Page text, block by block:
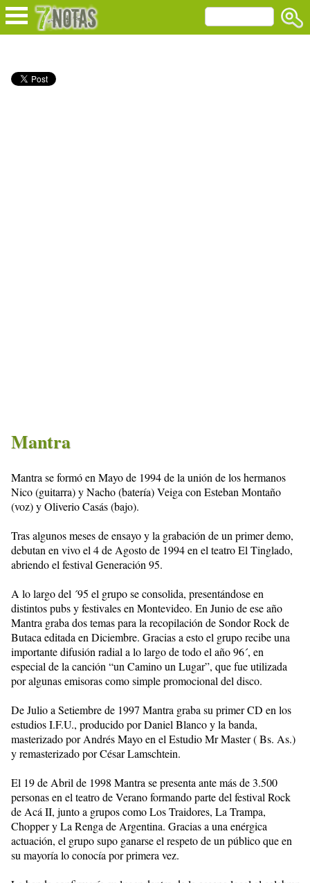
Mantra
Mantra se formó en Mayo de 1994 de la unión de los hermanos
Nico (guitarra) y Nacho (batería) Veiga con Esteban Montaño
(voz) y Oliverio Casás (bajo).
Tras algunos meses de ensayo y la grabación de un primer demo,
debutan en vivo el 4 de Agosto de 1994 en el teatro El Tinglado,
abriendo el festival Generación 95.
A lo largo del ´95 el grupo se consolida, presentándose en
distintos pubs y festivales en Montevideo. En Junio de ese año
Mantra graba dos temas para la recopilación de Sondor Rock de
Butaca editada en Diciembre. Gracias a esto el grupo recibe una
importante difusión radial a lo largo de todo el año 96´, en
especial de la canción “un Camino un Lugar”, que fue utilizada
por algunas emisoras como simple promocional del disco.
De Julio a Setiembre de 1997 Mantra graba su primer CD en los
estudios I.F.U., producido por Daniel Blanco y la banda,
masterizado por Andrés Mayo en el Estudio Mr Master ( Bs. As.)
y remasterizado por César Lamschtein.
El 19 de Abril de 1998 Mantra se presenta ante más de 3.500
personas en el teatro de Verano formando parte del festival Rock
de Acá II, junto a grupos como Los Traidores, La Trampa,
Chopper y La Renga de Argentina. Gracias a una enérgica
actuación, el grupo supo ganarse el respeto de un público que en
su mayoría lo conocía por primera vez.